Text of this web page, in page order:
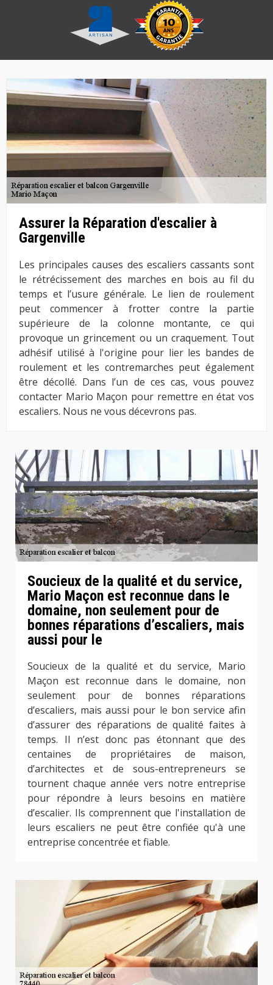
Assurer la Réparation d'escalier à
Gargenville
Les principales causes des escaliers cassants sont
le rétrécissement des marches en bois au fil du
temps et l’usure générale. Le lien de roulement
peut commencer à frotter contre la partie
supérieure de la colonne montante, ce qui
provoque un grincement ou un craquement. Tout
adhésif utilisé à l'origine pour lier les bandes de
roulement et les contremarches peut également
être décollé. Dans l’un de ces cas, vous pouvez
contacter Mario Maçon pour remettre en état vos
escaliers. Nous ne vous décevrons pas.
Soucieux de la qualité et du service,
Mario Maçon est reconnue dans le
domaine, non seulement pour de
bonnes réparations d’escaliers, mais
aussi pour le
Soucieux de la qualité et du service, Mario
Maçon est reconnue dans le domaine, non
seulement pour de bonnes réparations
d’escaliers, mais aussi pour le bon service afin
d’assurer des réparations de qualité faites à
temps. Il n’est donc pas étonnant que des
centaines de propriétaires de maison,
d’architectes et de sous-entrepreneurs se
tournent chaque année vers notre entreprise
pour répondre à leurs besoins en matière
d’escalier. Ils comprennent que l'installation de
leurs escaliers ne peut être confiée qu'à une
entreprise concentrée et fiable.